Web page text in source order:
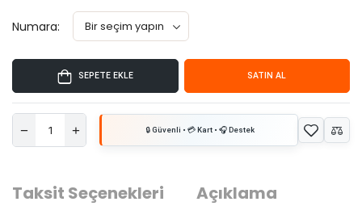
Numara:
SEPETE EKLE SATIN AL
Taksit Seçenekleri
Açıklama